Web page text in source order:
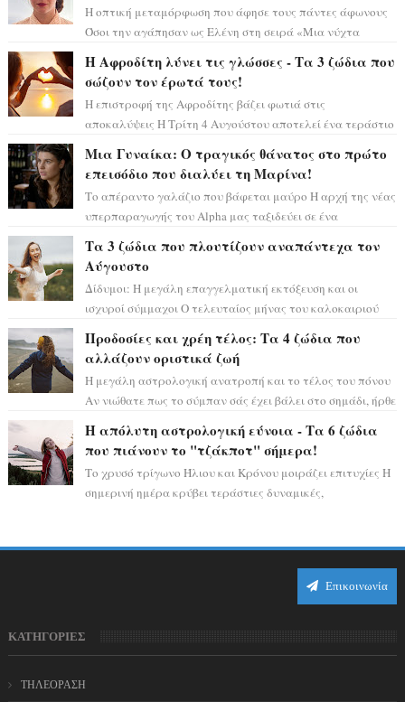
Η οπτική μεταμόρφωση που άφησε τους πάντες άφωνους
Όσοι την αγάπησαν ως Ελένη στη σειρά «Μια νύχτα
Η Αφροδίτη λύνει τις γλώσσες - Τα 3 ζώδια που
σώζουν τον έρωτά τους!
Η επιστροφή της Αφροδίτης βάζει φωτιά στις
αποκαλύψεις Η Τρίτη 4 Αυγούστου αποτελεί ένα τεράστιο
Μια Γυναίκα: Ο τραγικός θάνατος στο πρώτο
επεισόδιο που διαλύει τη Μαρίνα!
Το απέραντο γαλάζιο που βάφεται μαύρο Η αρχή της νέας
υπερπαραγωγής του Alpha μας ταξιδεύει σε ένα
Τα 3 ζώδια που πλουτίζουν αναπάντεχα τον
Αύγουστο
Δίδυμοι: Η μεγάλη επαγγελματική εκτόξευση και οι
ισχυροί σύμμαχοι Ο τελευταίος μήνας του καλοκαιριού
Προδοσίες και χρέη τέλος: Τα 4 ζώδια που
αλλάζουν οριστικά ζωή
Η μεγάλη αστρολογική ανατροπή και το τέλος του πόνου
Αν νιώθατε πως το σύμπαν σάς έχει βάλει στο σημάδι, ήρθε
Η απόλυτη αστρολογική εύνοια - Τα 6 ζώδια
που πιάνουν το "τζάκποτ" σήμερα!
Το χρυσό τρίγωνο Ήλιου και Κρόνου μοιράζει επιτυχίες Η
σημερινή ημέρα κρύβει τεράστιες δυναμικές,
Επικοινωνία
ΚΑΤΗΓΟΡΙΕΣ
ΤΗΛΕΟΡΑΣΗ